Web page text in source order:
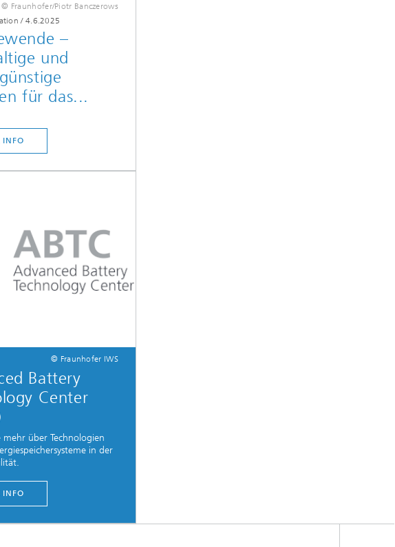
© Fraunhofer/Piotr Banczerows
/ 4.6.2025
–
und
für das...
INFO
© Fraunhofer IWS
Battery
Center
mehr über Technologien
in der
INFO